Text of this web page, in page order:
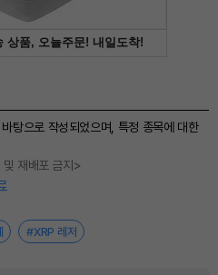
탕으로 작성되었으며, 특정 종목에 대한
재배포 금지>
#XRP 레저